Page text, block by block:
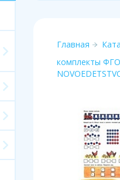
Главная
комплекты